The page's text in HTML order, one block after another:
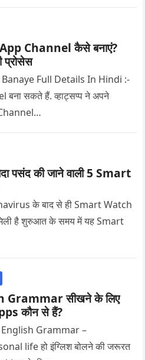
Channel कैसे बनाएं?
प्रोसेस
Full Details In Hindi :-
बना सकते हैं. व्हाट्सप्प ने अपने
पसंद की जाने वाली 5 Smart
के बाद से ही Smart Watch
है शुरुआत के समय में यह Smart
Grammar सीखने के लिए
कौन से हैं?
Grammar –
life हो इंग्लिश बोलने की जरूरत